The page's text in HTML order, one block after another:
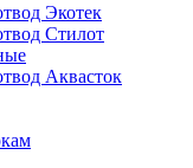
Экотек
Стилот
Аквасток